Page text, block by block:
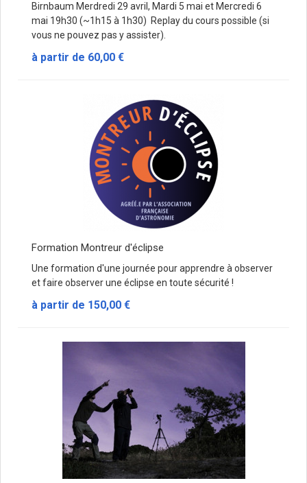
Birnbaum Merdredi 29 avril, Mardi 5 mai et Mercredi 6
mai 19h30 (~1h15 à 1h30) Replay du cours possible (si
vous ne pouvez pas y assister).
à partir de 60,00 €
Formation Montreur d'éclipse
Une formation d'une journée pour apprendre à observer
et faire observer une éclipse en toute sécurité !
à partir de 150,00 €